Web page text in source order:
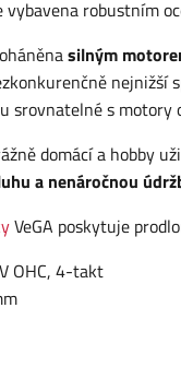
vybavena robustním
silným
srovnatelné s motory
domácí a hobby
a nenáročnou
VeGA poskytuje
OHC, 4-takt